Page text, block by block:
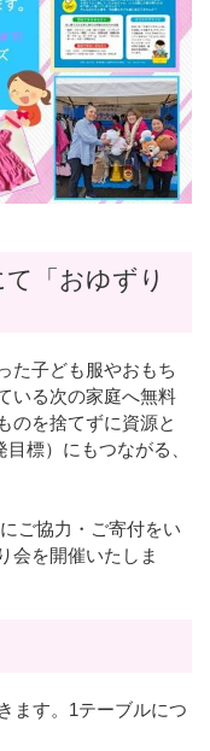
「おゆずり
た子ども服やおもち
いる次の家庭へ無料
のを捨てずに資源と
標）にもつながる、
ご協力・ご寄付をい
会を開催いたしま
ます。1テーブルにつ